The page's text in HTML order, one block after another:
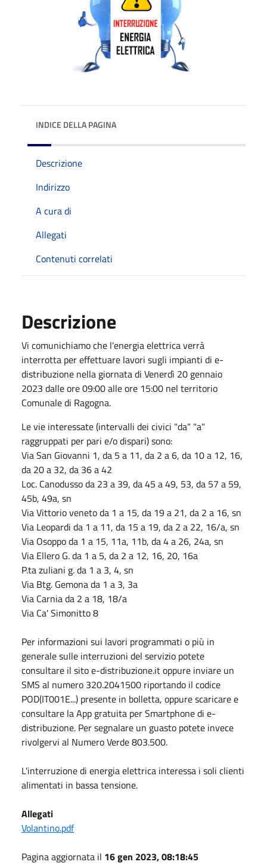
INDICE DELLA PAGINA
Descrizione
Indirizzo
A cura di
Allegati
Contenuti correlati
Descrizione
Vi comunichiamo che l'energia elettrica verrà
interrotta per effettuare lavori sugli impianti di e-
distribuzione nella giornata di Venerdì 20 gennaio
2023 dalle ore 09:00 alle ore 15:00 nel territorio
Comunale di Ragogna.
Le vie interessate (intervalli dei civici "da" "a"
raggruppati per pari e/o dispari) sono:
Via San Giovanni 1, da 5 a 11, da 2 a 6, da 10 a 12, 16,
da 20 a 32, da 36 a 42
Loc. Canodusso da 23 a 39, da 45 a 49, 53, da 57 a 59,
45b, 49a, sn
Via Vittorio veneto da 1 a 15, da 19 a 21, da 2 a 16, sn
Via Leopardi da 1 a 11, da 15 a 19, da 2 a 22, 16/a, sn
Via Osoppo da 1 a 15, 11a, 11b, da 4 a 26, 24a, sn
Via Ellero G. da 1 a 5, da 2 a 12, 16, 20, 16a
P.ta zuliani g. da 1 a 3, 4, sn
Via Btg. Gemona da 1 a 3, 3a
Via Carnia da 2 a 18, 18/a
Via Ca' Simonitto 8
Per informazioni sui lavori programmati o più in
generale sulle interruzioni del servizio potete
consultare il sito e-distribuzione.it oppure inviare un
SMS al numero 320.2041500 riportando il codice
POD(IT001E...) presente in bolletta, oppure scaricare e
consultare la App gratuita per Smartphone di e-
distribuzione. Per segnalare un guasto potete invece
rivolgervi al Numero Verde 803.500.
L'interruzione di energia elettrica interessa i soli clienti
alimentati in bassa tensione.
Allegati
Volantino.pdf
Pagina aggiornata il 16 gen 2023, 08:18:45